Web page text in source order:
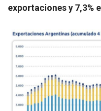
exportaciones y 7,3%